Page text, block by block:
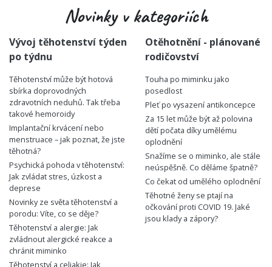
Novinky v kategoriích
Vývoj těhotenství týden
po týdnu
Těhotenství může být hotová
sbírka doprovodných
zdravotních neduhů. Tak třeba
takové hemoroidy
Implantační krvácení nebo
menstruace – jak poznat, že jste
těhotná?
Psychická pohoda v těhotenství:
Jak zvládat stres, úzkost a
deprese
Novinky ze světa těhotenství a
porodu: Víte, co se děje?
Těhotenství a alergie: Jak
zvládnout alergické reakce a
chránit miminko
Těhotenství a celiakie: Jak
Otěhotnění - plánované
rodičovství
Touha po miminku jako
posedlost
Pleť po vysazení antikoncepce
Za 15 let může být až polovina
dětí počata díky umělému
oplodnění
Snažíme se o miminko, ale stále
neúspěšně. Co děláme špatně?
Co čekat od umělého oplodnění
Těhotné ženy se ptají na
očkování proti COVID 19. Jaké
jsou klady a zápory?